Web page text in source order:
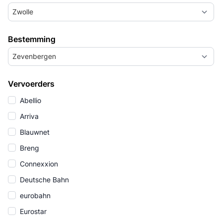
Zwolle
Bestemming
Zevenbergen
Vervoerders
Abellio
Arriva
Blauwnet
Breng
Connexxion
Deutsche Bahn
eurobahn
Eurostar